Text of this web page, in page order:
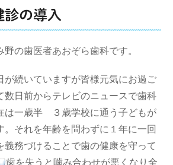
診の導入
の歯医者あおぞら歯科です。
が続いていますが皆様元気にお過ご
数日前からテレビのニュースで歯科
一歳半 ３歳学校に通う子どもが
。それを年齢を問わずに１年に一回
義務づけることで歯の健康を守って
歯を失うと噛み合わせが悪くなり全